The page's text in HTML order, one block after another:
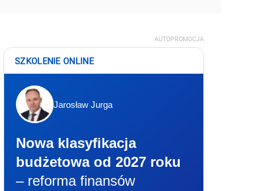
AUTOPROMOCJA
SZKOLENIE ONLINE
Jarosław Jurga
Nowa klasyfikacja
budżetowa od 2027 roku
– reforma finansów